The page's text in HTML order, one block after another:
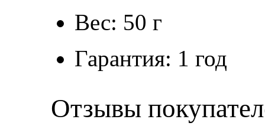
Вес: 50 г
Гарантия: 1 год
Отзывы